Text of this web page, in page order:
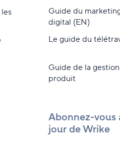
Guide du
digital (EN)
Le guide du
Guide de la
produit
Abonnez-vous
jour de Wrike